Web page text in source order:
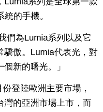
的手機。
們為Lumia系列以及它
驕傲。Lumia代表光，對
新的曙光。」
登陸歐洲主要市場，
灣的亞洲市場上市，而